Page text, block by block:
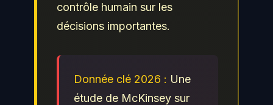
contrôle humain sur les
décisions importantes.
Donnée clé 2026 : Une
étude de McKinsey sur